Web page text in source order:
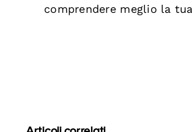
comprendere meglio la